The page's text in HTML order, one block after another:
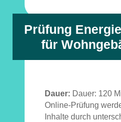
Prüfung
für
Dauer: Dauer: 120
Online-Prüfung
Inhalte durch